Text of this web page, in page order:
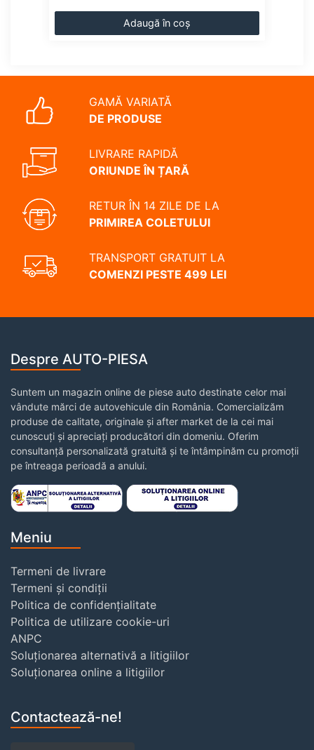
Adaugă în coș
GAMĂ VARIATĂ
DE PRODUSE
LIVRARE RAPIDĂ
ORIUNDE ÎN ȚARĂ
RETUR ÎN 14 ZILE DE LA
PRIMIREA COLETULUI
TRANSPORT GRATUIT LA
COMENZI PESTE 499 LEI
Despre AUTO-PIESA
Suntem un magazin online de piese auto destinate celor mai
vândute mărci de autovehicule din România. Comercializăm
produse de calitate, originale și after market de la cei mai
cunoscuți și apreciați producători din domeniu. Oferim
consultanță personalizată gratuită și te întâmpinăm cu promoții
pe întreaga perioadă a anului.
Meniu
Termeni de livrare
Termeni și condiții
Politica de confidențialitate
Politica de utilizare cookie-uri
ANPC
Soluționarea alternativă a litigiilor
Soluționarea online a litigiilor
Contactează-ne!